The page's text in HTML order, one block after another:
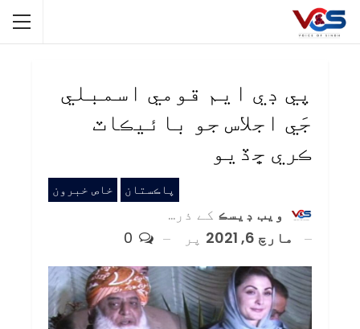
پي ڊي ايم قومي اسمبلي
جَي اجلاس جو بائيڪاٽ
ڪري ڇڏيو
پاڪستان خاص خبرون
ويب ڊيسڪ کے ذریعہ
مارچ 6, 2021
پر